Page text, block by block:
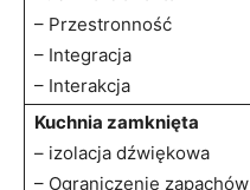
– Przestronność
– Integracja
– Interakcja
Kuchnia zamknięta
– izolacja dźwiękowa
– Ograniczenie zapachów